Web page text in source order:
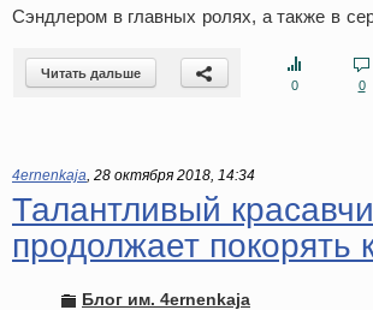
Сэндлером в главных ролях, а также в
Читать дальше
0
0
4ernenkaja, 28 октября 2018, 14:34
Талантливый
продолжает покорять
Блог им. 4ernenkaja